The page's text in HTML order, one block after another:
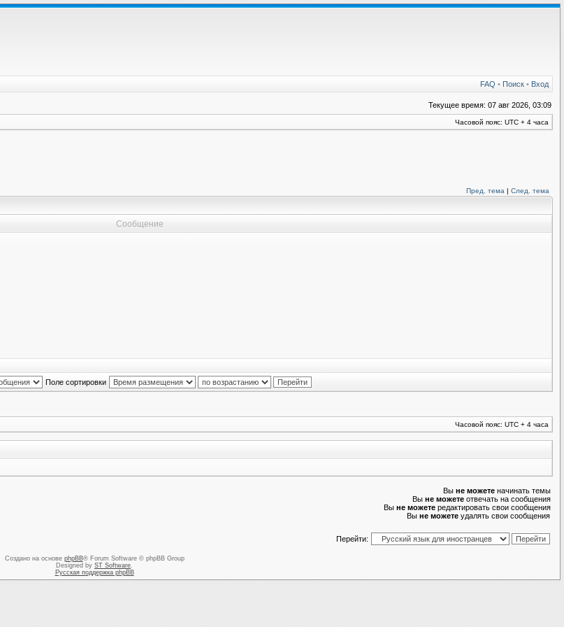
FAQ • Поиск • Вход
Текущее время: 07 авг 2026, 03:09
Часовой пояс: UTC + 4 часа
Пред. тема | След. тема
Сообщение
Поле сортировки
Часовой пояс: UTC + 4 часа
Вы не можете начинать темы
Вы не можете отвечать на сообщения
Вы не можете редактировать свои сообщения
Вы не можете удалять свои сообщения
Перейти:
Создано на основе phpBB® Forum Software © phpBB Group
Designed by ST Software.
Русская поддержка phpBB